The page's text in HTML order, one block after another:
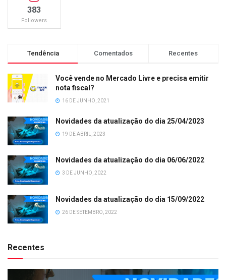
383
Followers
Tendência Comentados Recentes
Você vende no Mercado Livre e precisa emitir
nota fiscal?
16 DE JUNHO, 2021
Novidades da atualização do dia 25/04/2023
19 DE ABRIL, 2023
Novidades da atualização do dia 06/06/2022
3 DE JUNHO, 2022
Novidades da atualização do dia 15/09/2022
26 DE SETEMBRO, 2022
Recentes